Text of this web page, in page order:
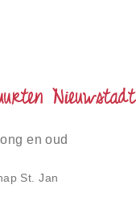
Nieuwstadt
en oud
St. Jan